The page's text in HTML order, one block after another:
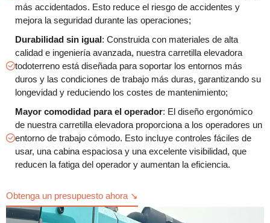
más accidentados. Esto reduce el riesgo de accidentes y
mejora la seguridad durante las operaciones;
Durabilidad sin igual: Construida con materiales de alta
calidad e ingeniería avanzada, nuestra carretilla elevadora
todoterreno está diseñada para soportar los entornos más
duros y las condiciones de trabajo más duras, garantizando su
longevidad y reduciendo los costes de mantenimiento;
Mayor comodidad para el operador: El diseño ergonómico
de nuestra carretilla elevadora proporciona a los operadores un
entorno de trabajo cómodo. Esto incluye controles fáciles de
usar, una cabina espaciosa y una excelente visibilidad, que
reducen la fatiga del operador y aumentan la eficiencia.
Obtenga un presupuesto ahora ↘